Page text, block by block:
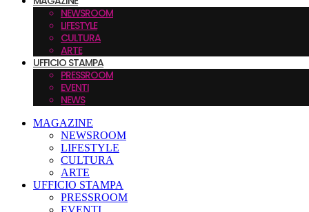
NEWSROOM
LIFESTYLE
CULTURA
ARTE
UFFICIO STAMPA
PRESSROOM
EVENTI
NEWS
MAGAZINE
NEWSROOM
LIFESTYLE
CULTURA
ARTE
UFFICIO STAMPA
PRESSROOM
EVENTI